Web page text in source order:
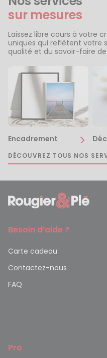
sur mesures
Laissez libre cours à votre
uniques qui reflètent votre
qualité et du savoir-faire de
Encadrement
DÉCOUVREZ TOUS NOS
Besoin d’aide ?
Carte cadeau
Contactez-nous
FAQ
Pro